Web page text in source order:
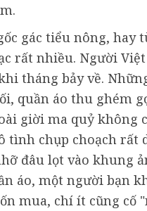
gác tiểu nông, hay
rất nhiều. Người
tháng bảy về.
quần áo thu ghém
giời ma quỷ không
tình chụp choạch
đâu lọt vào khung
áo, một người bạn
mua, chí ít cũng cố